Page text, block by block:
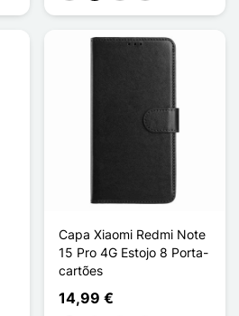
Capa Xiaomi Redmi Note
15 Pro 4G Estojo 8 Porta-
cartões
14,99 €